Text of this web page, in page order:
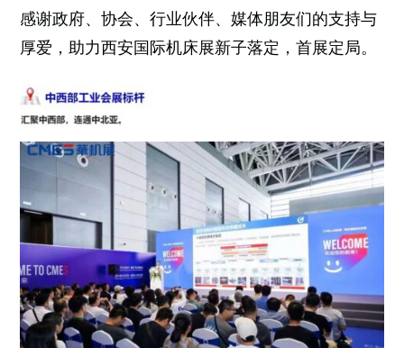
感谢政府、协会、行业伙伴、媒体朋友们的支持与
厚爱，助力西安国际机床展新子落定，首展定局。